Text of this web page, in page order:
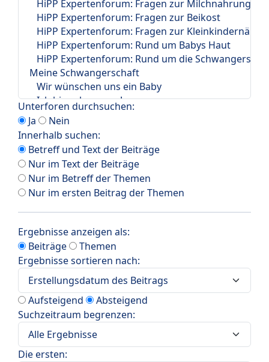
Unterforen durchsuchen:
Ja
Nein
Innerhalb suchen:
Betreff und Text der Beiträge
Nur im Text der Beiträge
Nur im Betreff der Themen
Nur im ersten Beitrag der Themen
Ergebnisse anzeigen als:
Beiträge
Themen
Ergebnisse sortieren nach:
Aufsteigend
Absteigend
Suchzeitraum begrenzen:
Die ersten: